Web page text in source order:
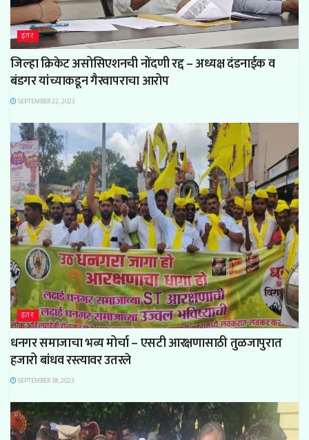
इतर
जिल्हा क्रिकेट असोसिएशनची नोंदणी रद्द – अध्यक्ष दंडनाईक व
बंडगर यांच्याकडून गैरवापराचा आरोप
SEPTEMBER 22, 2023
इतर
धनगर समाजाचा भव्य मोर्चा – एसटी आरक्षणासाठी तुळजापुरात
हजारो बांधव रस्त्यावर उतरले
SEPTEMBER 18, 2023